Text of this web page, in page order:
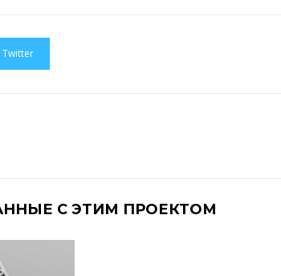
Twitter
С ЭТИМ ПРОЕКТОМ